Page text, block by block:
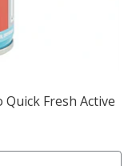
Fresh Active